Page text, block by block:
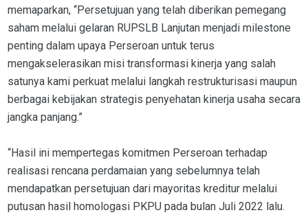
memaparkan, “Persetujuan yang telah diberikan pemegang
saham melalui gelaran RUPSLB Lanjutan menjadi milestone
penting dalam upaya Perseroan untuk terus
mengakselerasikan misi transformasi kinerja yang salah
satunya kami perkuat melalui langkah restrukturisasi maupun
berbagai kebijakan strategis penyehatan kinerja usaha secara
jangka panjang.”
“Hasil ini mempertegas komitmen Perseroan terhadap
realisasi rencana perdamaian yang sebelumnya telah
mendapatkan persetujuan dari mayoritas kreditur melalui
putusan hasil homologasi PKPU pada bulan Juli 2022 lalu.